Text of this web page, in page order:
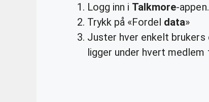
Logg inn i Talkmore-appen.
Trykk på «Fordel data»
Juster hver enkelt brukers
ligger under hvert